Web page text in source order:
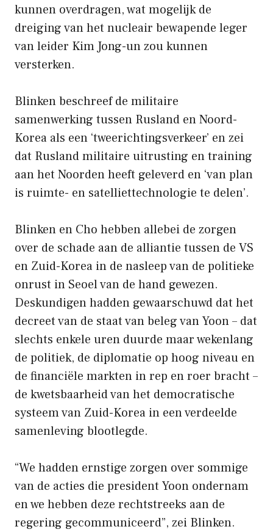
kunnen overdragen, wat mogelijk de
dreiging van het nucleair bewapende leger
van leider Kim Jong-un zou kunnen
versterken.
Blinken beschreef de militaire
samenwerking tussen Rusland en Noord-
Korea als een ‘tweerichtingsverkeer’ en zei
dat Rusland militaire uitrusting en training
aan het Noorden heeft geleverd en ‘van plan
is ruimte- en satelliettechnologie te delen’.
Blinken en Cho hebben allebei de zorgen
over de schade aan de alliantie tussen de VS
en Zuid-Korea in de nasleep van de politieke
onrust in Seoel van de hand gewezen.
Deskundigen hadden gewaarschuwd dat het
decreet van de staat van beleg van Yoon – dat
slechts enkele uren duurde maar wekenlang
de politiek, de diplomatie op hoog niveau en
de financiële markten in rep en roer bracht –
de kwetsbaarheid van het democratische
systeem van Zuid-Korea in een verdeelde
samenleving blootlegde.
“We hadden ernstige zorgen over sommige
van de acties die president Yoon ondernam
en we hebben deze rechtstreeks aan de
regering gecommuniceerd”, zei Blinken.